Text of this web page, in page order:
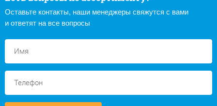
Оставьте контакты, наши менеджеры свяжутся с вами
и ответят на все вопросы